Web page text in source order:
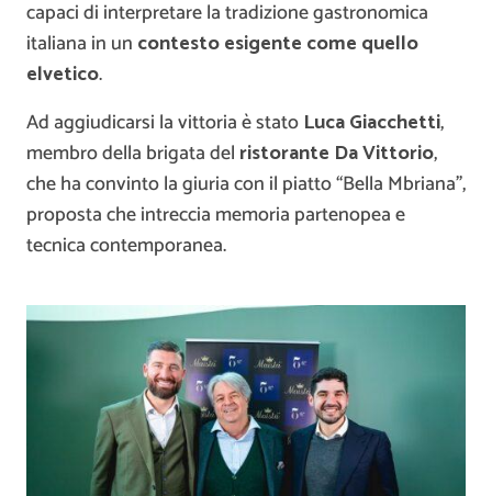
capaci di interpretare la tradizione gastronomica
italiana in un contesto esigente come quello
elvetico.
Ad aggiudicarsi la vittoria è stato Luca Giacchetti,
membro della brigata del ristorante Da Vittorio,
che ha convinto la giuria con il piatto “Bella Mbriana”,
proposta che intreccia memoria partenopea e
tecnica contemporanea.